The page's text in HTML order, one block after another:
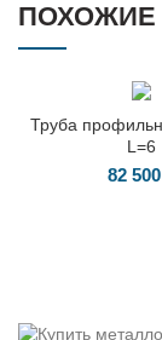
ПОХОЖИЕ
Труба
L=6
82 500